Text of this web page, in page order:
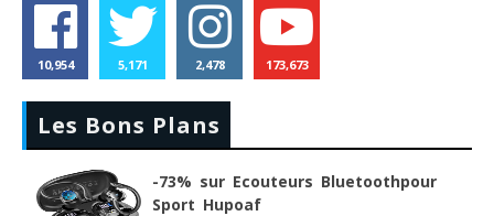
10,954 5,171 2,478 173,673
Les Bons Plans
-73% sur Ecouteurs Bluetoothpour
Sport Hupoaf